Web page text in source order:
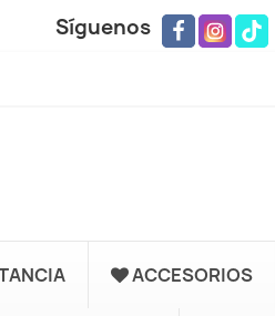
Síguenos
ACCESORIOS